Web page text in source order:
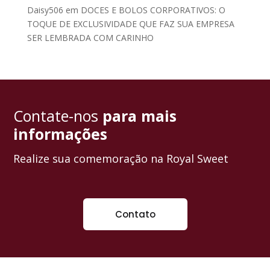
Daisy506 em DOCES E BOLOS CORPORATIVOS: O
TOQUE DE EXCLUSIVIDADE QUE FAZ SUA EMPRESA
SER LEMBRADA COM CARINHO
Contate-nos para mais
informações
Realize sua comemoração na Royal Sweet
Contato